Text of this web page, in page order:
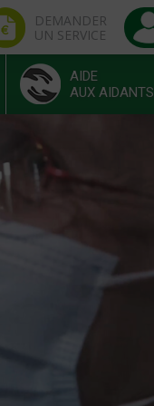
DEMANDER
UN SERVICE
AIDE
AUX AIDANTS